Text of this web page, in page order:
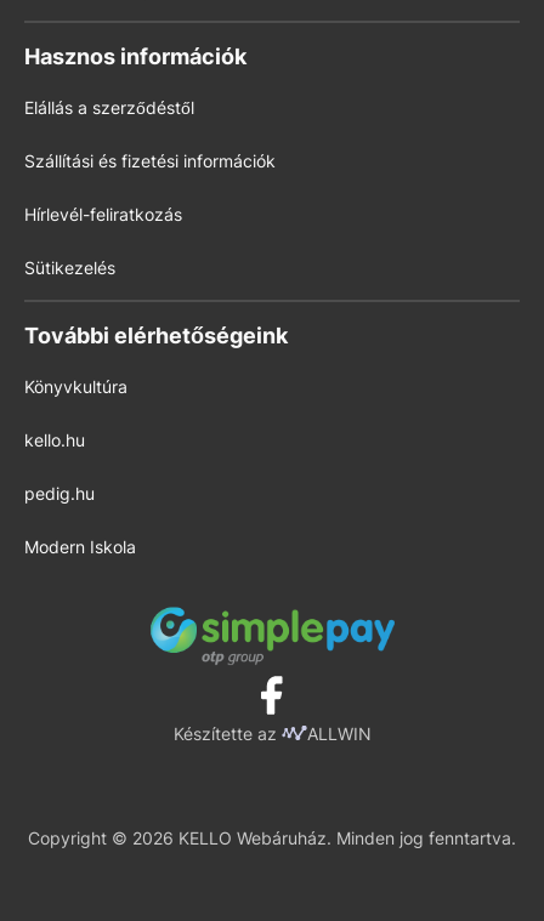
Hasznos információk
Elállás a szerződéstől
Szállítási és fizetési információk
Hírlevél-feliratkozás
Sütikezelés
További elérhetőségeink
Könyvkultúra
kello.hu
pedig.hu
Modern Iskola
Készítette az ALLWIN
Copyright © 2026 KELLO Webáruház. Minden jog fenntartva.